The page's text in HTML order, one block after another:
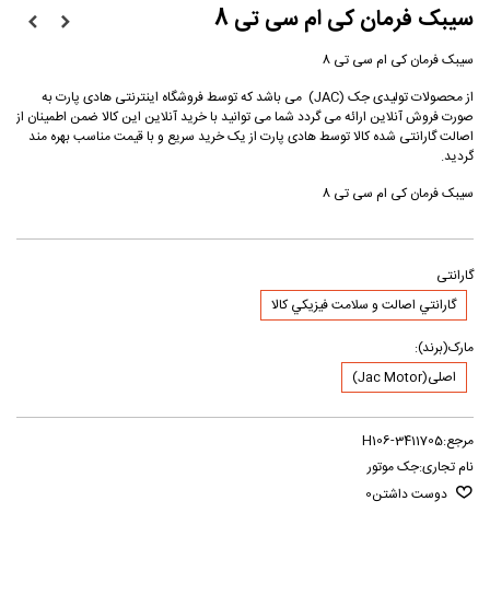
سیبک فرمان کی ام سی تی 8
سیبک فرمان کی ام سی تی 8
از محصولات تولیدی جک (JAC) می باشد که توسط فروشگاه اینترنتی هادی پارت به
صورت فروش آنلاین ارائه می گردد شما می توانید با خرید آنلاین این کالا ضمن اطمینان از
اصالت گارانتی شده کالا توسط هادی پارت از یک خرید سریع و با قیمت مناسب بهره مند
گردید.
سیبک فرمان کی ام سی تی 8
گارانتی
گارانتي اصالت و سلامت فيزيکي کالا
مارک(برند):
اصلی(Jac Motor)
مرجع:H106-3411705
نام تجاری:جک موتور
دوست داشتن0